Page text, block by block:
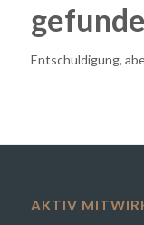
Entschuldigung,
AKTIV